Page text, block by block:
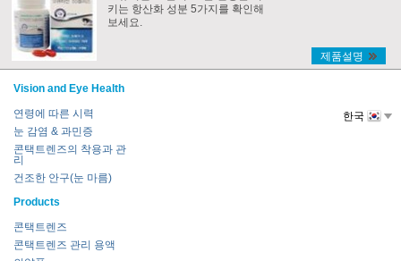
키는 항산화 성분 5가지를 확인해
보세요.
제품설명
Vision and Eye Health
연령에 따른 시력
눈 감염 & 과민증
콘택트렌즈의 착용과 관
리
건조한 안구(눈 마름)
Products
콘택트렌즈
콘택트렌즈 관리 용액
한국